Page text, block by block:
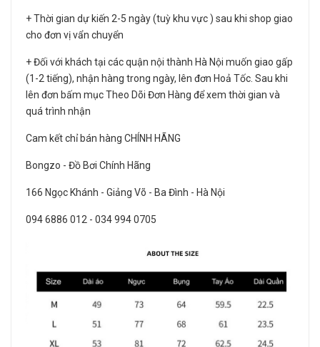
+ Thời gian dự kiến 2-5 ngày (tuỳ khu vực ) sau khi shop giao
cho đơn vị vẩn chuyển
+ Đối với khách tại các quận nội thành Hà Nội muốn giao gấp
(1-2 tiếng), nhận hàng trong ngày, lên đơn Hoả Tốc. Sau khi
lên đơn bấm mục Theo Dõi Đơn Hàng để xem thời gian và
quá trình nhận
Cam kết chỉ bán hàng CHÍNH HÃNG
Bongzo - Đồ Bơi Chính Hãng
166 Ngọc Khánh - Giảng Võ - Ba Đình - Hà Nội
094 6886 012 - 034 994 0705